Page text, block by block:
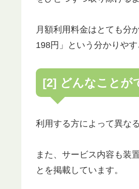
月額利用料金はとても分
198円」という分かりやす
[2] どんなことが
利用する方によって異な
また、サービス内容も装
とを掲載しています。